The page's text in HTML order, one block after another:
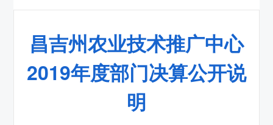
昌吉州农业技术推广中心
2019年度部门决算公开说
明